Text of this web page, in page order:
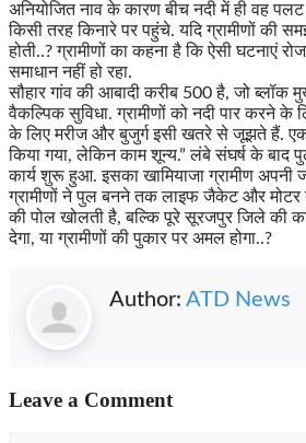
अनियोजित नाव के कारण बीच नदी में ही वह
किसी तरह किनारे पर पहुंचे. यदि ग्रामीणों की
होती..? ग्रामीणों का कहना है कि ऐसी घटनाएं
समाधान नहीं हो रहा.
सौहार गांव की आबादी करीब 500 है, जो ब्लॉक
वैकल्पिक सुविधा. ग्रामीणों को नदी पार करने
के लिए मरीज और बुजुर्ग इसी खतरे से जूझते हैं. एक
किया गया, लेकिन काम शून्य.” लंबे संघर्ष के बाद
कार्य शुरू हुआ. इसका खामियाजा ग्रामीण
ग्रामीणों ने पुल बनने तक लाइफ जैकेट और मोटर
की पोल खोलती है, बल्कि पूरे सूरजपुर जिले की
देगा, या ग्रामीणों की पुकार पर अमल होगा..?
Author: ATD News
Leave a Comment